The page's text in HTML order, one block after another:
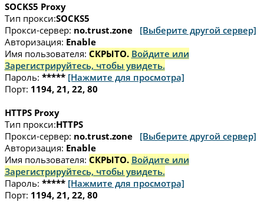
SOCKS5 Proxy
Тип прокси:SOCKS5
Прокси-сервер: no.trust.zone
[Выберите другой сервер]
Авторизация: Enable
Имя пользователя: СКРЫТО. Войдите или
Зарегистрируйтесь, чтобы увидеть.
Пароль: ***** [Нажмите для просмотра]
Порт: 1194, 21, 22, 80
HTTPS Proxy
Тип прокси:HTTPS
Прокси-сервер: no.trust.zone
[Выберите другой сервер]
Авторизация: Enable
Имя пользователя: СКРЫТО. Войдите или
Зарегистрируйтесь, чтобы увидеть.
Пароль: ***** [Нажмите для просмотра]
Порт: 1194, 21, 22, 80